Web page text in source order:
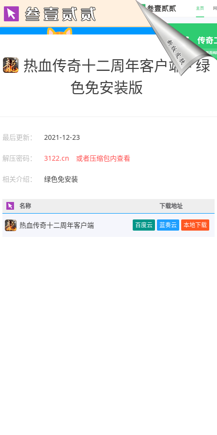
热血传奇十二周年客户端 - 绿
色免安装版
最后更新： 2021-12-23
解压密码： 3122.cn 或者压缩包内查看
相关介绍： 绿色免安装
名称 下载地址
热血传奇十二周年客户端 百度云 蓝奏云 本地下载